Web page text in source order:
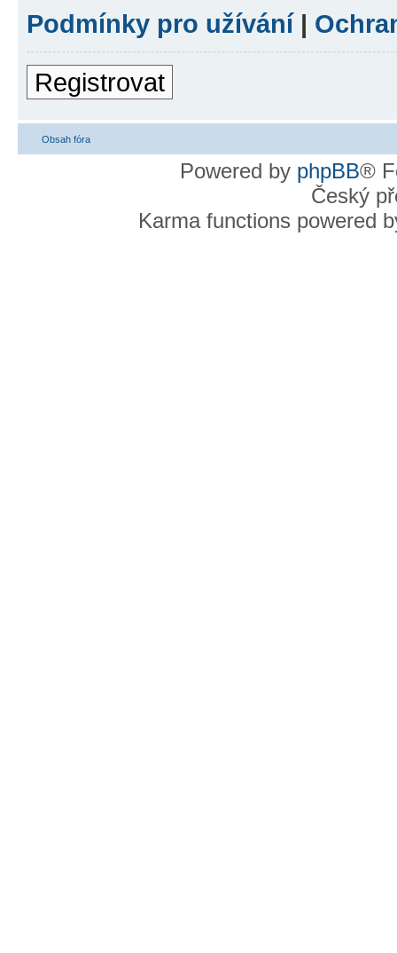
Podmínky pro užívání |
Registrovat
Obsah fóra
Powered by phpBB®
Český
Karma functions powered